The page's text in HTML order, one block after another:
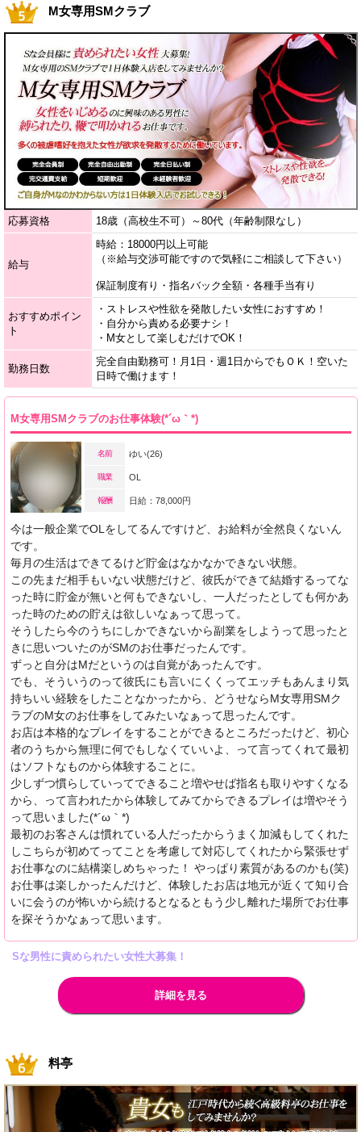
M女専用SMクラブ
応募資格 18歳（高校生不可）～80代（年齢制限なし）
給与
時給：18000円以上可能
（※給与交渉可能ですので気軽にご相談して下さい）
保証制度有り・指名バック全額・各種手当有り
おすすめポイン
ト
・ストレスや性欲を発散したい女性におすすめ！
・自分から責める必要ナシ！
・M女として楽しむだけでOK！
勤務日数
完全自由勤務可！月1日・週1日からでもＯＫ！空いた
日時で働けます！
M女専用SMクラブのお仕事体験(*´ω｀*)
名前 ゆい(26)
職業 OL
報酬 日給：78,000円
今は一般企業でOLをしてるんですけど、お給料が全然良くないん
です。
毎月の生活はできてるけど貯金はなかなかできない状態。
この先まだ相手もいない状態だけど、彼氏ができて結婚するってな
った時に貯金が無いと何もできないし、一人だったとしても何かあ
った時のための貯えは欲しいなぁって思って。
そうしたら今のうちにしかできないから副業をしようって思ったと
きに思いついたのがSMのお仕事だったんです。
ずっと自分はMだというのは自覚があったんです。
でも、そういうのって彼氏にも言いにくくってエッチもあんまり気
持ちいい経験をしたことなかったから、どうせならM女専用SMク
ラブのM女のお仕事をしてみたいなぁって思ったんです。
お店は本格的なプレイをすることができるところだったけど、初心
者のうちから無理に何でもしなくていいよ、って言ってくれて最初
はソフトなものから体験することに。
少しずつ慣らしていってできること増やせば指名も取りやすくなる
から、って言われたから体験してみてからできるプレイは増やそう
って思いました(*´ω｀*)
最初のお客さんは慣れている人だったからうまく加減もしてくれた
しこちらが初めてってことを考慮して対応してくれたから緊張せず
お仕事なのに結構楽しめちゃった！ やっぱり素質があるのかも(笑)
お仕事は楽しかったんだけど、体験したお店は地元が近くて知り合
いに会うのが怖いから続けるとなるともう少し離れた場所でお仕事
を探そうかなぁって思います。
Sな男性に責められたい女性大募集！
詳細を見る
料亭